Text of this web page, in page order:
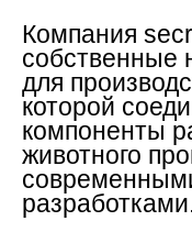
Компания
собственные
для
которой
компоненты
животного